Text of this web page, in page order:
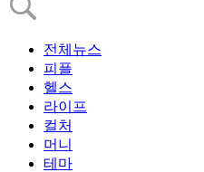
전체뉴스
피플
헬스
라이프
컬처
머니
테마